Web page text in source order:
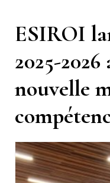
ESIROI
2025-2026
nouvelle